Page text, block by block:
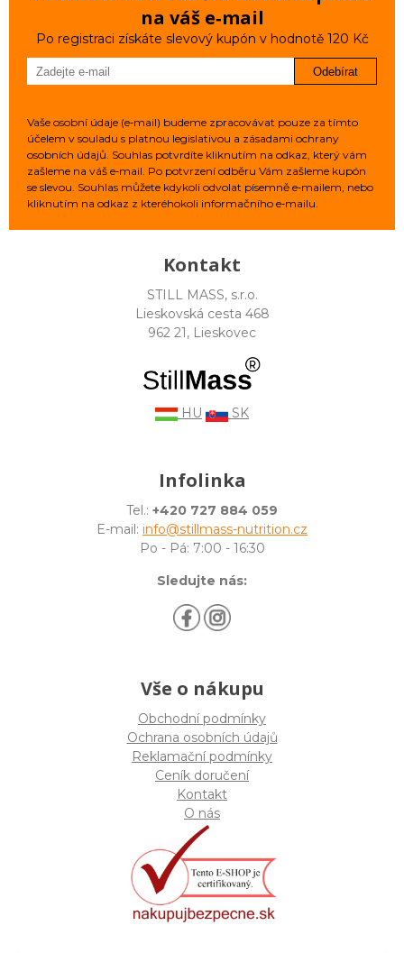
na váš e‑mail
Po registraci získáte slevový kupón v hodnotě 120 Kč
Odebírat
Vaše osobní údaje (e‑mail) budeme zpracovávat pouze za tímto
účelem v souladu s platnou legislativou a zásadami ochrany
osobních údajů. Souhlas potvrdíte kliknutím na odkaz, který vám
zašleme na váš e‑mail. Po potvrzení odběru Vám zašleme kupón
se slevou. Souhlas můžete kdykoli odvolat písemně e‑mailem, nebo
kliknutím na odkaz z kteréhokoli informačního e‑mailu.
Kontakt
STILL MASS, s.r.o.
Lieskovská cesta 468
962 21, Lieskovec
HU SK
Infolinka
Tel.: +420 727 884 059
E-mail: info@stillmass-nutrition.cz
Po - Pá: 7:00 - 16:30
Sledujte nás:
Vše o nákupu
Obchodní podmínky
Ochrana osobních údajů
Reklamační podmínky
Ceník doručení
Kontakt
O nás